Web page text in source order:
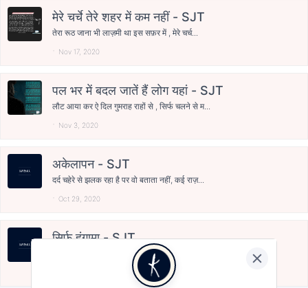
मेरे चर्चे तेरे शहर में कम नहीं - SJT
तेरा रूठ जाना भी लाज़मी था इस सफ़र में , मेरे चर्च...
Nov 17, 2020
पल भर में बदल जातें हैं लोग यहां - SJT
लौट आया कर ऐ दिल गुमराह राहों से , सिर्फ चलने से म...
Nov 3, 2020
अकेलापन - SJT
दर्द चहेरे से झलक रहा है पर वो बताता नहीं, कई राज़...
Oct 29, 2020
सिर्फ हंगामा - SJT
(1) आता है ख्यालों में खयालातों का हंगामा जेहन में...